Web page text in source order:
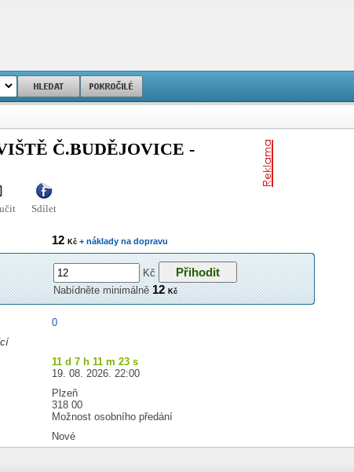
Č.BUDĚJOVICE -
Sdílet
12Kč + náklady na dopravu
Kč
Nabídněte minimálně12Kč
0
11 d 7 h 11 m 23 s
19. 08. 2026. 22:00
Plzeň
318 00
Možnost osobního předání
Nové